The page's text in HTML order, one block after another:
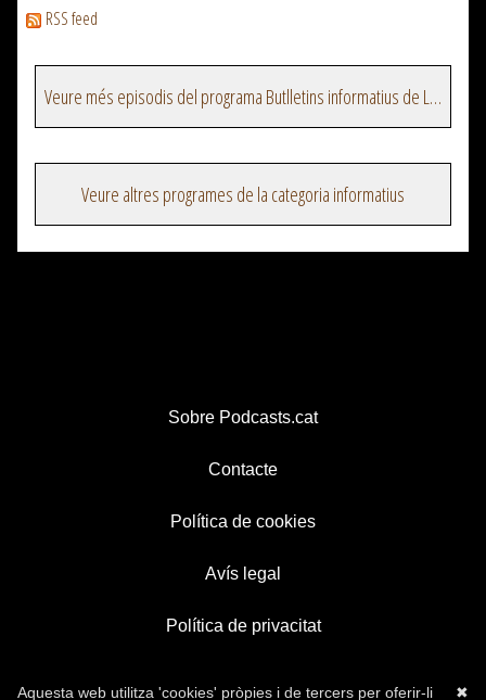
RSS feed
Veure més episodis del programa Butlletins informatius de La Xarxa
Veure altres programes de la categoria informatius
Sobre Podcasts.cat
Contacte
Política de cookies
Avís legal
Política de privacitat
✖
Aquesta web utilitza 'cookies' pròpies i de tercers per oferir-li